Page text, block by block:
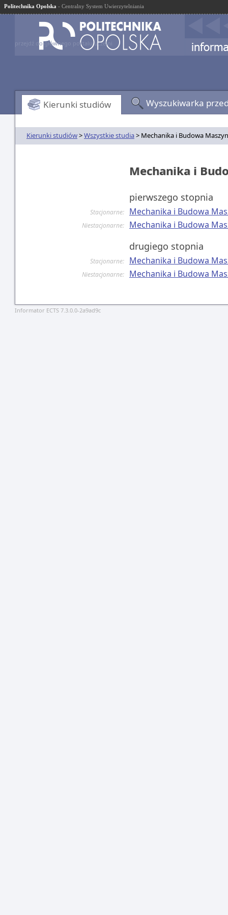
Politechnika Opolska - Centralny System Uwierzytelniania
przejdź do głównego portalu uczelni
Kierunki studiów Wyszukiwarka
Kierunki studiów>Wszystkie studia> Mechanika i Budowa Maszyn
Mechanika i
pierwszego stopnia
Stacjonarne: Mechanika i Budowa
Niestacjonarne: Mechanika i Budowa
drugiego stopnia
Stacjonarne: Mechanika i Budowa
Niestacjonarne: Mechanika i Budowa
Informator ECTS 7.3.0.0-2a9ad9c